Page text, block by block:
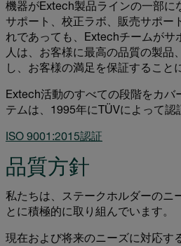
機器がExtech製品ラインの一部に
サポート、校正ラボ、販売サポー
れであっても、Extechチームがサ
人は、お客様に最高の品質の製品
し、お客様の満足を保証すること
Extech活動のすべての段階をカバ
テムは、1995年にTÜVによって認
ISO 9001:2015認証
品質方針
私たちは、ステークホルダーのニ
とに積極的に取り組んでいます。
現在および将来のニーズに対応す